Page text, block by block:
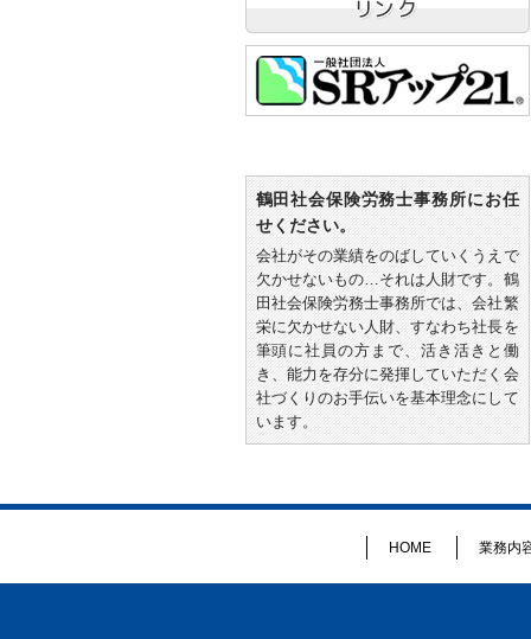
鶴田社会保険労務士事務所にお任
せください。
会社がその業績をのばしていくうえで
欠かせないもの…それは人財です。鶴
田社会保険労務士事務所では、会社繁
栄に欠かせない人財、すなわち社長を
筆頭に社員の方まで、活き活きと働
き、能力を存分に発揮していただく会
社づくりのお手伝いを基本理念にして
います。
HOME 業務内